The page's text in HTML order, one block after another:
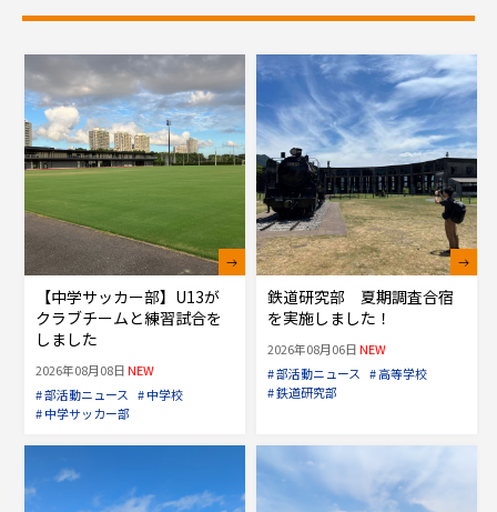
【中学サッカー部】U13が
クラブチームと練習試合を
しました
2026年08月08日NEW
# 部活動ニュース # 中学校
# 中学サッカー部
鉄道研究部 夏期調査合宿
を実施しました！
2026年08月06日NEW
# 部活動ニュース # 高等学校
# 鉄道研究部